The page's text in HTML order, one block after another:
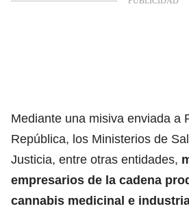
Mediante una misiva enviada a
República, los Ministerios de
Justicia, entre otras entidades,
empresarios de la cadena
cannabis medicinal e